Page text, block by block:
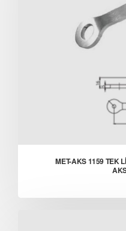
MET-AKS 1159 TEK